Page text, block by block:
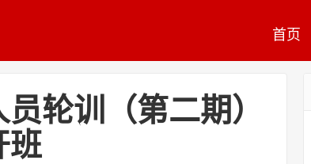
首页
轮训（第二期）
班